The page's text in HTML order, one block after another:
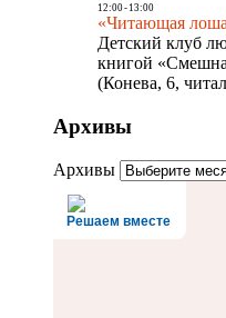
12:00- 13:00
«Читающая
Детский клуб
книгой
(Конева, 6,
Архивы
Архивы
Решаем вместе